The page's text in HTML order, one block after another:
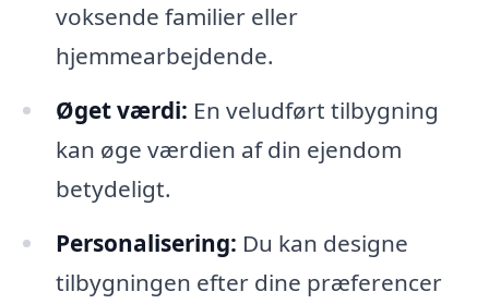
voksende familier eller
hjemmearbejdende.
Øget værdi: En veludført tilbygning
kan øge værdien af din ejendom
betydeligt.
Personalisering: Du kan designe
tilbygningen efter dine præferencer